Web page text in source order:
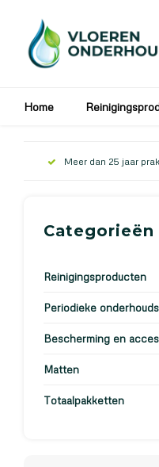
Home
Meer dan 25 jaar
Categorieën
Reinigingsproducten
Periodieke
Bescherming en
Matten
Totaalpakketten